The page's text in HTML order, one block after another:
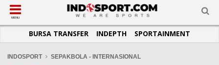
SUB-MENU
SEPAKBOLA
SUB-MENU
SPORTAINMENT
SUB-MENU
OTOMOTIF
SUB-MENU
BASKET
SUB-MENU
JADWAL
SUB-MENU
TOPIK HARI INI
MENU
BURSA TRANSFER INDEPTH SPORTAINMENT
INDOSPORT SEPAKBOLA - INTERNASIONAL